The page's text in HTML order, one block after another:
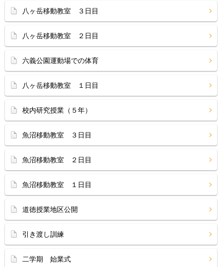
八ヶ岳移動教室 ３日目
八ヶ岳移動教室 ２日目
六義公園運動場での体育
八ヶ岳移動教室 １日目
校内研究授業（５年）
魚沼移動教室 ３日目
魚沼移動教室 ２日目
魚沼移動教室 １日目
道徳授業地区公開
引き渡し訓練
二学期 始業式